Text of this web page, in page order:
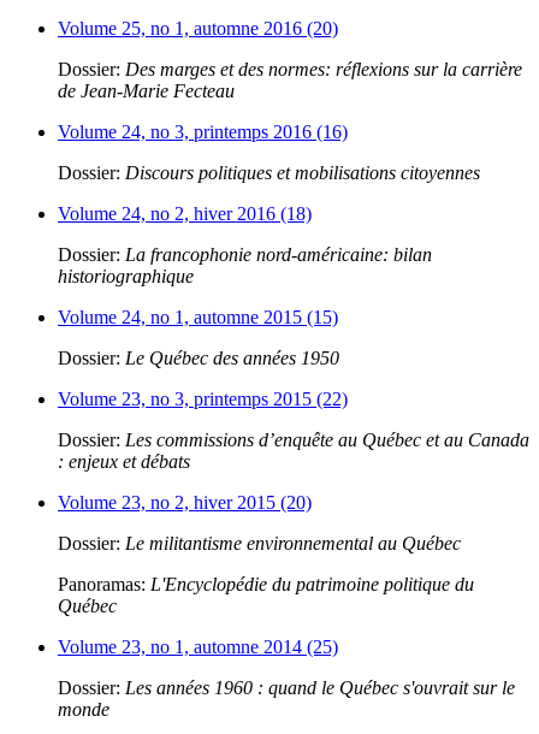
Volume 25, no 1, automne 2016 (20)
Dossier: Des marges et des normes: réflexions sur la carrière
de Jean-Marie Fecteau
Volume 24, no 3, printemps 2016 (16)
Dossier: Discours politiques et mobilisations citoyennes
Volume 24, no 2, hiver 2016 (18)
Dossier: La francophonie nord-américaine: bilan
historiographique
Volume 24, no 1, automne 2015 (15)
Dossier: Le Québec des années 1950
Volume 23, no 3, printemps 2015 (22)
Dossier: Les commissions d’enquête au Québec et au Canada
: enjeux et débats
Volume 23, no 2, hiver 2015 (20)
Dossier: Le militantisme environnemental au Québec
Panoramas: L'Encyclopédie du patrimoine politique du
Québec
Volume 23, no 1, automne 2014 (25)
Dossier: Les années 1960 : quand le Québec s'ouvrait sur le
monde